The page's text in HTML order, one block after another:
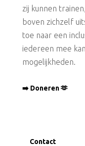
zij kunnen
boven zichzelf
toe naar een
iedereen mee
mogelijkheden.
➡️ Doneren 🫶
Contact